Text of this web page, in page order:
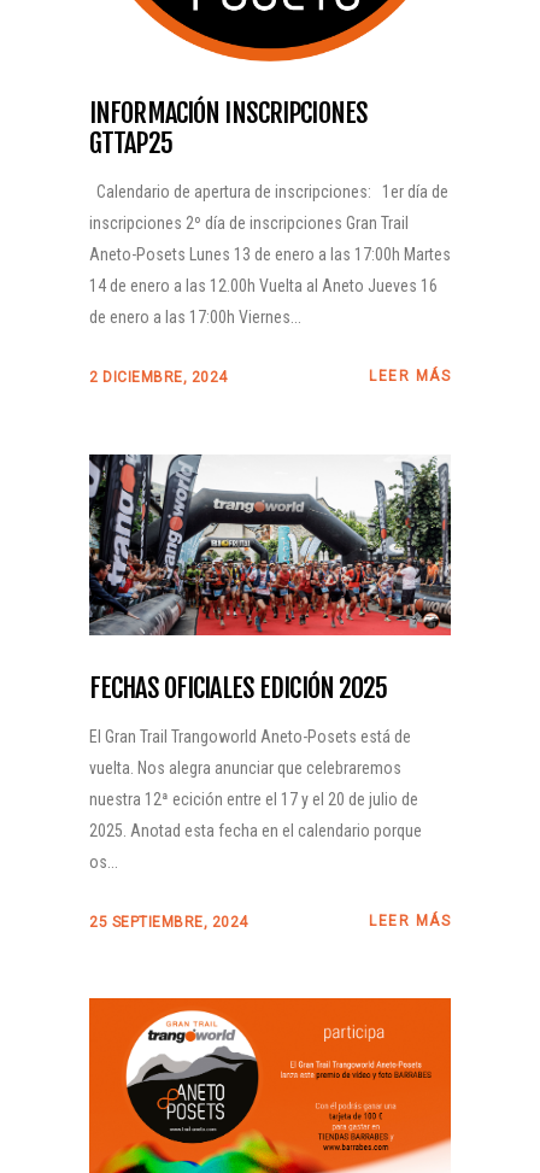
INFORMACIÓN INSCRIPCIONES
GTTAP25
Calendario de apertura de inscripciones: 1er día de
inscripciones 2º día de inscripciones Gran Trail
Aneto-Posets Lunes 13 de enero a las 17:00h Martes
14 de enero a las 12.00h Vuelta al Aneto Jueves 16
de enero a las 17:00h Viernes...
2 DICIEMBRE, 2024 LEER MÁS
FECHAS OFICIALES EDICIÓN 2025
El Gran Trail Trangoworld Aneto-Posets está de
vuelta. Nos alegra anunciar que celebraremos
nuestra 12ª ecición entre el 17 y el 20 de julio de
2025. Anotad esta fecha en el calendario porque
os...
25 SEPTIEMBRE, 2024 LEER MÁS